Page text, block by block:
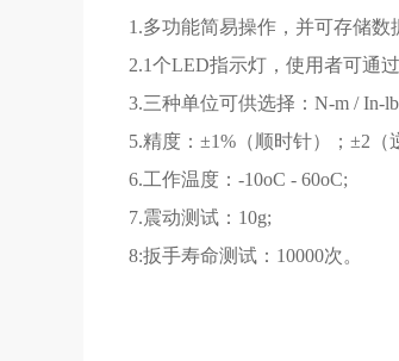
1.多功能简易操作，并可存储数
2.1个LED指示灯，使用者可通
3.三种单位可供选择：N-m / In-
5.精度：±1%（顺时针）；±2（
6.工作温度：-10oC - 60oC;
7.震动测试：10g;
8:扳手寿命测试：10000次。